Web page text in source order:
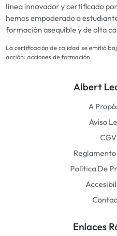
línea innovador y certificado
hemos empoderado a
formación asequible y de alta
La certificación de calidad se emitió
acción: acciones de formación
Albert
A
Aviso
CGV
Política De
Enlaces